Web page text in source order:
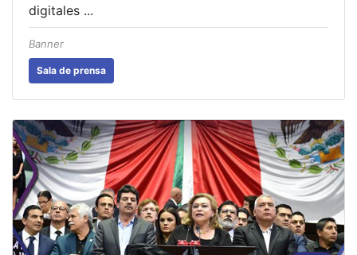
digitales ...
Banner
Sala de prensa